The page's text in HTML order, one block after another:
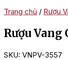
Trang chủ / Rượu
Rượu Vang
SKU: VNPV-3557